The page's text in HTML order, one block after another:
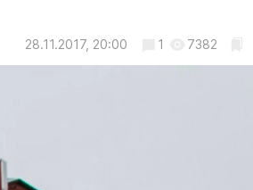
28.11.2017, 20:00 1 7382